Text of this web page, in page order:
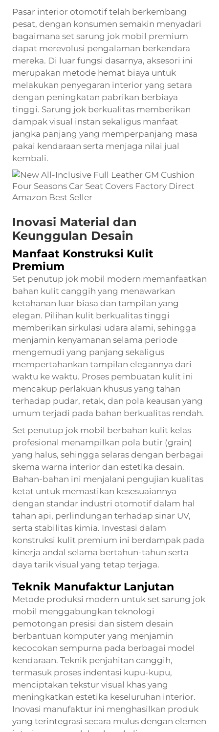
Pasar interior otomotif telah berkembang
pesat, dengan konsumen semakin menyadari
bagaimana set sarung jok mobil premium
dapat merevolusi pengalaman berkendara
mereka. Di luar fungsi dasarnya, aksesori ini
merupakan metode hemat biaya untuk
melakukan penyegaran interior yang setara
dengan peningkatan pabrikan berbiaya
tinggi. Sarung jok berkualitas memberikan
dampak visual instan sekaligus manfaat
jangka panjang yang memperpanjang masa
pakai kendaraan serta menjaga nilai jual
kembali.
Inovasi Material dan
Keunggulan Desain
Manfaat Konstruksi Kulit
Premium
Set penutup jok mobil modern memanfaatkan
bahan kulit canggih yang menawarkan
ketahanan luar biasa dan tampilan yang
elegan. Pilihan kulit berkualitas tinggi
memberikan sirkulasi udara alami, sehingga
menjamin kenyamanan selama periode
mengemudi yang panjang sekaligus
mempertahankan tampilan elegannya dari
waktu ke waktu. Proses pembuatan kulit ini
mencakup perlakuan khusus yang tahan
terhadap pudar, retak, dan pola keausan yang
umum terjadi pada bahan berkualitas rendah.
Set penutup jok mobil berbahan kulit kelas
profesional menampilkan pola butir (grain)
yang halus, sehingga selaras dengan berbagai
skema warna interior dan estetika desain.
Bahan-bahan ini menjalani pengujian kualitas
ketat untuk memastikan kesesuaiannya
dengan standar industri otomotif dalam hal
tahan api, perlindungan terhadap sinar UV,
serta stabilitas kimia. Investasi dalam
konstruksi kulit premium ini berdampak pada
kinerja andal selama bertahun-tahun serta
daya tarik visual yang tetap terjaga.
Teknik Manufaktur Lanjutan
Metode produksi modern untuk set sarung jok
mobil menggabungkan teknologi
pemotongan presisi dan sistem desain
berbantuan komputer yang menjamin
kecocokan sempurna pada berbagai model
kendaraan. Teknik penjahitan canggih,
termasuk proses indentasi kupu-kupu,
menciptakan tekstur visual khas yang
meningkatkan estetika keseluruhan interior.
Inovasi manufaktur ini menghasilkan produk
yang terintegrasi secara mulus dengan elemen